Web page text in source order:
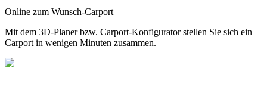
Online zum Wunsch-Carport
Mit dem 3D-Planerbzw. Carport-Konfiguratorstellen Sie sich ein
Carport in wenigen Minuten zusammen.